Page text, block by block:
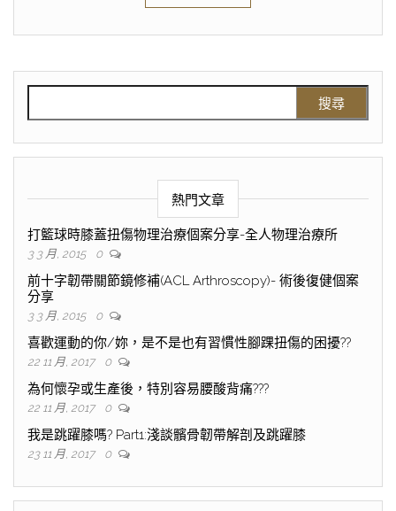
熱門文章
打籃球時膝蓋扭傷物理治療個案分享-全人物理治療所
3 3 月, 2015 0
前十字韌帶關節鏡修補(ACL Arthroscopy)- 術後復健個案
分享
3 3 月, 2015 0
喜歡運動的你/妳，是不是也有習慣性腳踝扭傷的困擾??
22 11 月, 2017 0
為何懷孕或生產後，特別容易腰酸背痛???
22 11 月, 2017 0
我是跳躍膝嗎? Part1:淺談髕骨韌帶解剖及跳躍膝
23 11 月, 2017 0